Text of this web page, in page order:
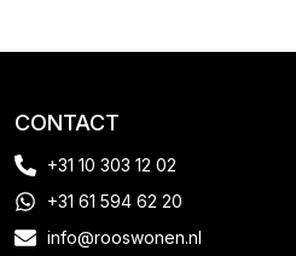
CONTACT
+31 10 303 12 02
+31 61 594 62 20
info@rooswonen.nl